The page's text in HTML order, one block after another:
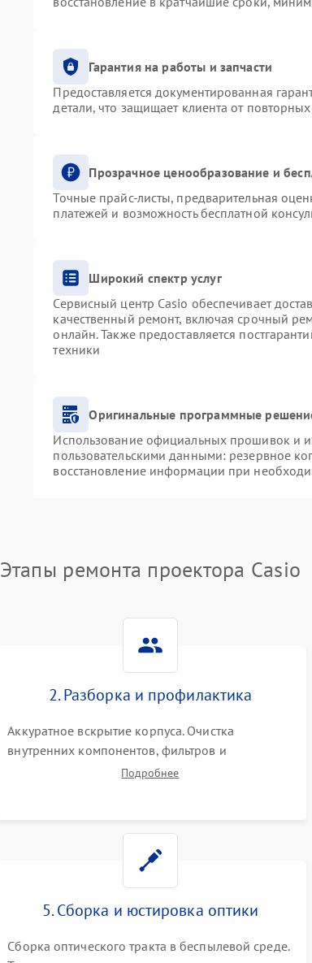
Гарантия на работы и запчасти
Предоставляется документированная
детали, что защищает клиента от
Прозрачное ценообразование и
Точные прайс-листы, предварительная
платежей и возможность бесплатной
Широкий спектр услуг
Сервисный центр Casio обеспечивает
качественный ремонт, включая срочный
онлайн. Также предоставляется
техники
Оригинальные программные
Использование официальных прошивок и
пользовательскими данными: резервное
восстановление информации при
Этапы ремонта проектора Casio
2. Разборка и профилактика
Аккуратное вскрытие корпуса. Очистка
внутренних компонентов, фильтров и
вентиляторов от накопившейся пыли.
Подробнее
5. Сборка и юстировка оптики
Сборка оптического тракта в беспылевой среде.